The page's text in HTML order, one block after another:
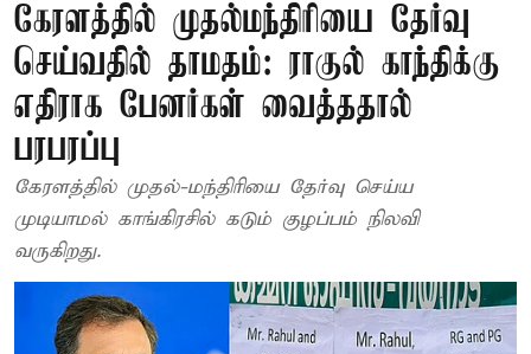
கேரளத்தில் முதல்–மந்திரியை தேர்வு
செய்வதில் தாமதம்: ராகுல் காந்திக்கு
எதிராக பேனர்கள் வைத்ததால்
பரபரப்பு
கேரளத்தில் முதல்-மந்திரியை தேர்வு செய்ய
முடியாமல் காங்கிரசில் கடும் குழப்பம் நிலவி
வருகிறது.